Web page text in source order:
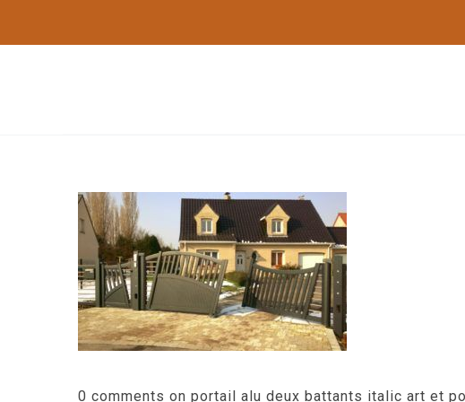
0 comments on portail alu deux battants italic art et